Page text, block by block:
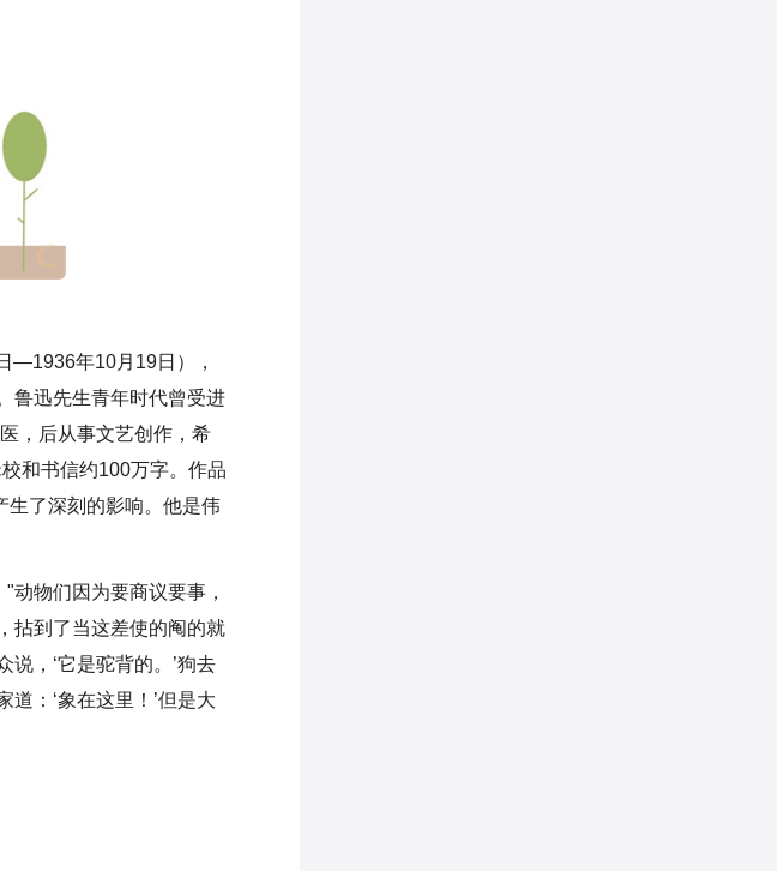
—1936年10月19日），
鲁迅先生青年时代曾受进
，后从事文艺创作，希
和书信约100万字。作品
生了深刻的影响。他是伟
动物们因为要商议要事，
拈到了当这差使的阄的就
说，‘它是驼背的。’狗去
：‘象在这里！’但是大